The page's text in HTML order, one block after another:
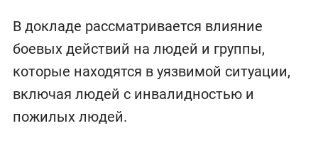
В докладе рассматривается влияние
боевых действий на людей и группы,
которые находятся в уязвимой ситуации,
включая людей с инвалидностью и
пожилых людей.